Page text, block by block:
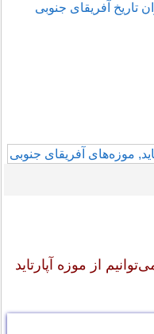
تاریخ آفریقای جنوبی
از موزه آپارتاید